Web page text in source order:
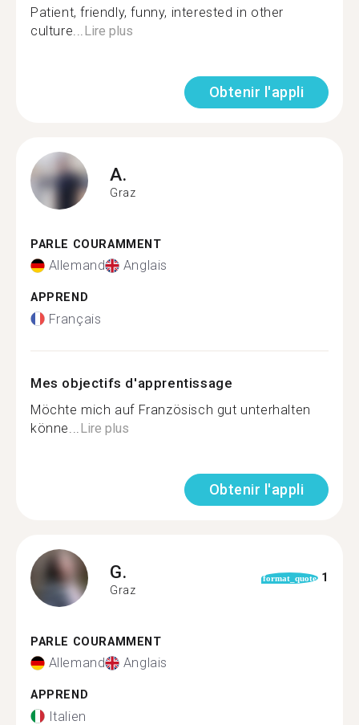
Patient, friendly, funny, interested in other
culture... Lire plus
Obtenir l'appli
A.
Graz
PARLE COURAMMENT
Allemand Anglais
APPREND
Français
Mes objectifs d'apprentissage
Möchte mich auf Französisch gut unterhalten
könne... Lire plus
Obtenir l'appli
G.
Graz
format_quote 1
PARLE COURAMMENT
Allemand Anglais
APPREND
Italien